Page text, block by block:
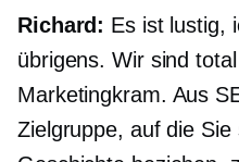
Richard: Es ist lustig,
übrigens. Wir sind
Marketingkram. Aus
Zielgruppe, auf die